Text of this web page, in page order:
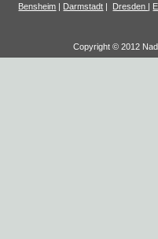
Bensheim | Darmstadt | Dresden |
Copyright © 2012